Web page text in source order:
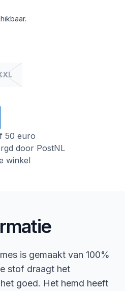
50 euro
door PostNL
winkel
is gemaakt van 100%
stof draagt het
goed. Het hemd heeft